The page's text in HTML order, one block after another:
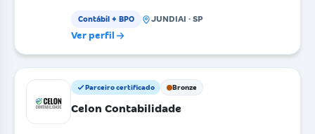
Contábil + BPO JUNDIAI · SP
Ver perfil
Parceiro certificado Bronze
Celon Contabilidade